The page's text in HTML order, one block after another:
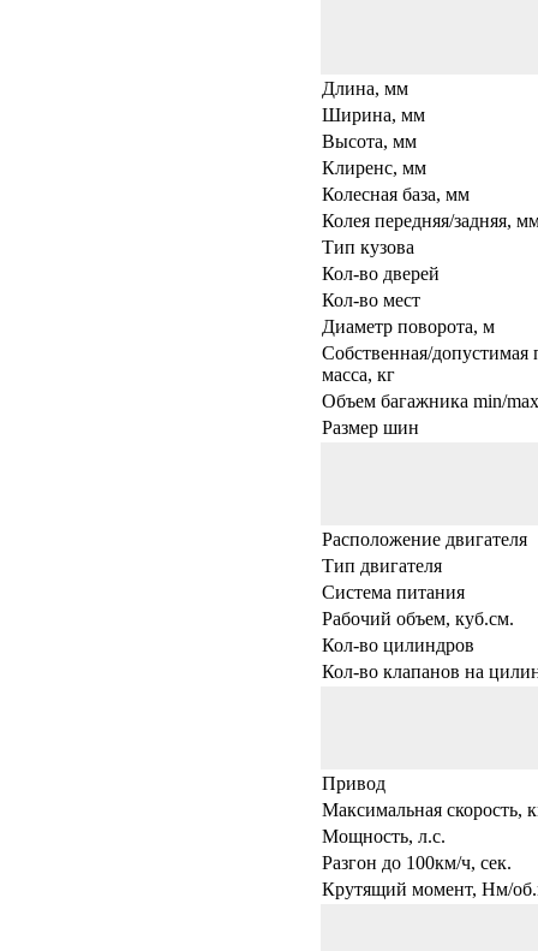
Длина, мм
Ширина, мм
Высота, мм
Клиренс, мм
Колесная база, мм
Колея передняя/задняя,
Тип кузова
Кол-во дверей
Кол-во мест
Диаметр поворота, м
Собственная/допустимая
масса, кг
Объем багажника min/
Размер шин
Расположение двигателя
Тип двигателя
Система питания
Рабочий объем, куб.см.
Кол-во цилиндров
Кол-во клапанов на
Привод
Максимальная скорость,
Мощность, л.с.
Разгон до 100км/ч, сек.
Крутящий момент, Нм/